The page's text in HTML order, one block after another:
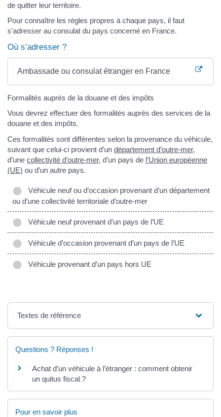
de quitter leur territoire.
Pour connaître les règles propres à chaque pays, il faut
s’adresser au consulat du pays concerné en France.
Où s’adresser ?
Ambassade ou consulat étranger en France
Formalités auprès de la douane et des impôts
Vous devrez effectuer des formalités auprès des services de la
douane et des impôts.
Ces formalités sont différentes selon la provenance du véhicule,
suivant que celui-ci provient d’un département d’outre-mer,
d’une collectivité d’outre-mer, d’un pays de l’Union européenne
(UE) ou d’un autre pays.
Véhicule neuf ou d’occasion provenant d’un département
ou d’une collectivité territoriale d’outre-mer
Véhicule neuf provenant d’un pays de l’UE
Véhicule d’occasion provenant d’un pays de l’UE
Véhicule provenant d’un pays hors UE
Textes de référence
Questions ? Réponses !
Achat d’un véhicule à l’étranger : comment obtenir
un quitus fiscal ?
Pour en savoir plus